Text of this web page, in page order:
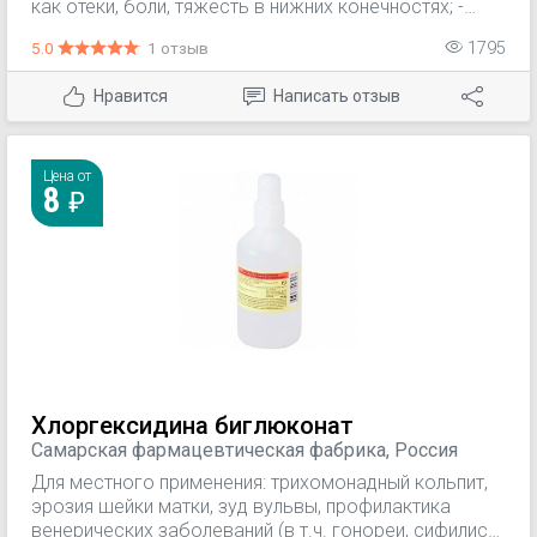
как отеки, боли, тяжесть в нижних конечностях; -
флеботромбоз; - посттромботический синдром; -
посттравматический отек, гематомы; - профилактика
осложнений после операций на венах; - геморрой.
5.0 1 отзыв 1795
Нравится Написать отзыв
Цена от
8
Хлоргексидина биглюконат
Самарская фармацевтическая фабрика, Россия
Для местного применения: трихомонадный кольпит,
эрозия шейки матки, зуд вульвы, профилактика
венерических заболеваний (в т.ч. гонореи, сифилиса,